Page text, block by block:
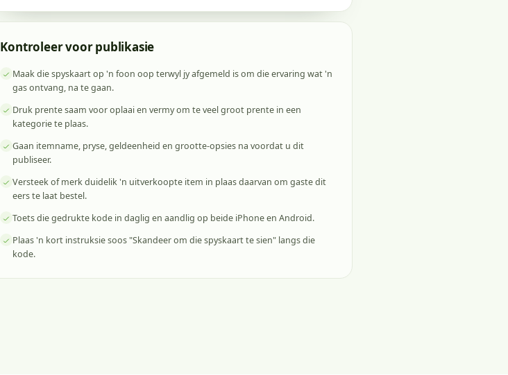
Kontroleer voor publikasie
Maak die spyskaart op 'n foon oop terwyl jy afgemeld is om die ervaring wat 'n
gas ontvang, na te gaan.
Druk prente saam voor oplaai en vermy om te veel groot prente in een
kategorie te plaas.
Gaan itemname, pryse, geldeenheid en grootte-opsies na voordat u dit
publiseer.
Versteek of merk duidelik 'n uitverkoopte item in plaas daarvan om gaste dit
eers te laat bestel.
Toets die gedrukte kode in daglig en aandlig op beide iPhone en Android.
Plaas 'n kort instruksie soos "Skandeer om die spyskaart te sien" langs die
kode.